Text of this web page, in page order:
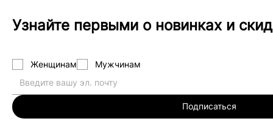
Узнайте первыми о новинках и
Женщинам Мужчинам
Подписаться